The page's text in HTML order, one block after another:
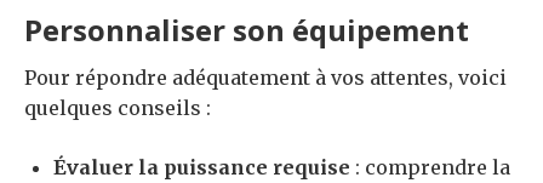
Personnaliser son équipement
Pour répondre adéquatement à vos attentes, voici
quelques conseils :
Évaluer la puissance requise : comprendre la